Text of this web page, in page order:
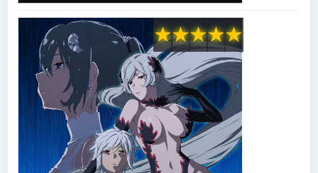
★
★
★
★
★